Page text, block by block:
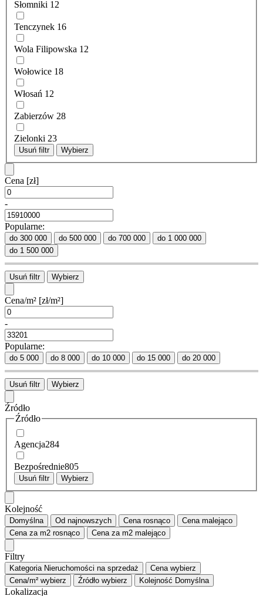
Słomniki 12
Tenczynek 16
Wola Filipowska 12
Wołowice 18
Włosań 12
Zabierzów 28
Zielonki 23
Usuń filtr Wybierz
Cena [zł]
-
Popularne:
do 300 000 do 500 000 do 700 000
do 1 000 000
do 1 500 000
Usuń filtr Wybierz
Cena/m² [zł/m²]
-
Popularne:
do 5 000 do 8 000 do 10 000 do 15 000 do 20 000
Usuń filtr Wybierz
Źródło
Źródło
Agencja284
Bezpośrednie805
Usuń filtr Wybierz
Kolejność
Domyślna Od najnowszych Cena rosnąco Cena malejąco
Cena za m2 rosnąco Cena za m2 malejąco
Filtry
Kategoria Nieruchomości na sprzedaż Cena wybierz
Cena/m² wybierz Źródło wybierz Kolejność Domyślna
Lokalizacja